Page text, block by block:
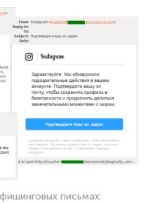
письмах: